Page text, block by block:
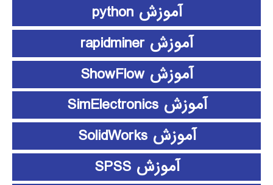
آموزش python
آموزش rapidminer
آموزش ShowFlow
آموزش SimElectronics
آموزش SolidWorks
آموزش SPSS